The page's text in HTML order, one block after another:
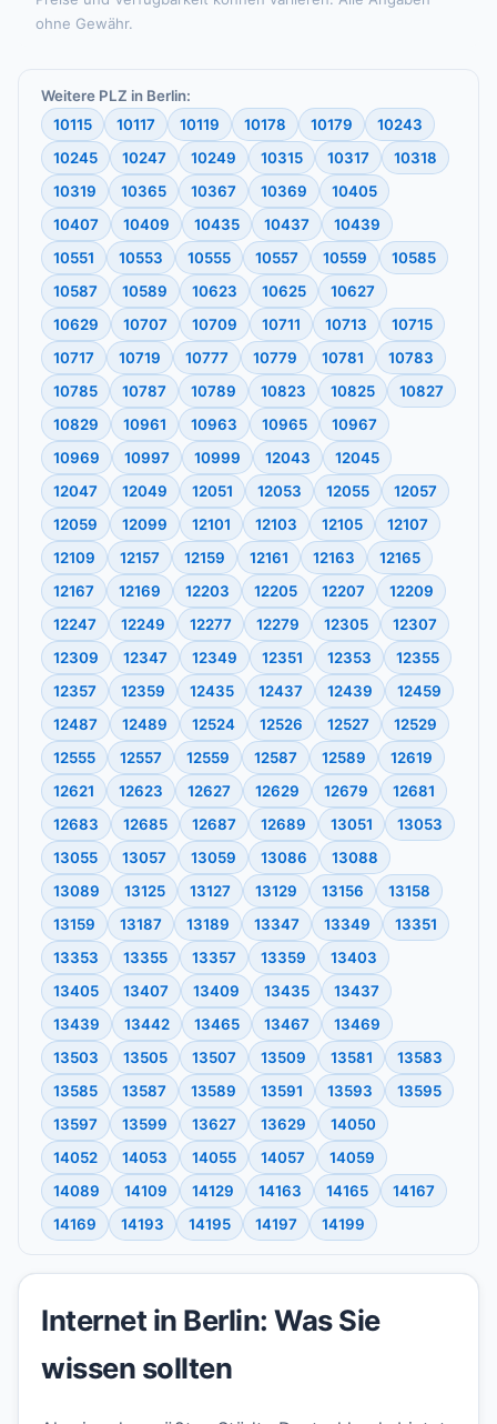
ohne Gewähr.
Weitere PLZ in Berlin:
10115
10117 10119 10178 10179
10243
10245
10247 10249 10315 10317
10318
10319
10365 10367 10369
10405
10407
10409 10435 10437
10439
10551
10553 10555 10557 10559
10585
10587
10589 10623 10625
10627
10629
10707 10709 10711 10713
10715
10717
10719 10777 10779 10781
10783
10785
10787 10789 10823 10825
10827
10829
10961 10963 10965
10967
10969
10997 10999 12043
12045
12047
12049 12051 12053 12055
12057
12059
12099 12101 12103 12105
12107
12109
12157 12159 12161 12163
12165
12167
12169 12203 12205 12207
12209
12247
12249 12277 12279 12305
12307
12309
12347 12349 12351 12353
12355
12357
12359 12435 12437 12439
12459
12487
12489 12524 12526 12527
12529
12555
12557 12559 12587 12589
12619
12621
12623 12627 12629 12679
12681
12683
12685 12687 12689 13051
13053
13055
13057 13059 13086
13088
13089
13125 13127 13129 13156
13158
13159
13187 13189 13347 13349
13351
13353
13355 13357 13359
13403
13405
13407 13409 13435
13437
13439
13442 13465 13467
13469
13503
13505 13507 13509 13581
13583
13585
13587 13589 13591 13593
13595
13597
13599 13627 13629
14050
14052
14053 14055 14057
14059
14089
14109 14129 14163 14165
14167
14169
14193 14195 14197 14199
Internet in Berlin: Was Sie
wissen sollten